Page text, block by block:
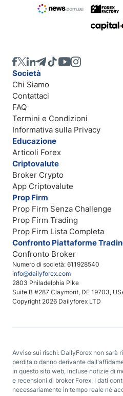
Numero di società: 611928540
info@dailyforex.com
2803 Philadelphia Pike
Suite B #287 Claymont, DE 19703,
Copyright 2026 Dailyforex LTD
Società
Chi Siamo
Contattaci
FAQ
Termini e Condizioni
Informativa sulla Privacy
Educazione
Articoli Forex
Criptovalute
Broker Crypto
App Criptovalute
Prop Firm
Prop Firm Senza Challenge
Prop Firm Trading
Prop Firm Lista Completa
Confronto Piattaforme
Confronto Broker
Avviso sui rischi: DailyForex non sarà
perdita o danno derivante
in questo sito web, incluse notizie di
e recensioni di broker Forex. I dati
necessariamente in tempo reale né